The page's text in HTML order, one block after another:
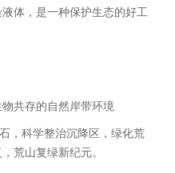
体，是一种保护生态的好工
共存的自然岸带环境
，科学整治沉降区，绿化荒
荒山复绿新纪元。